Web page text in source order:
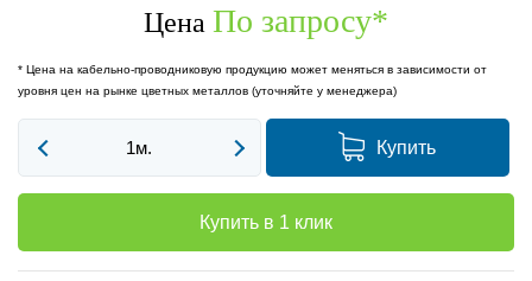
Цена По запросу*
* Цена на кабельно-проводниковую продукцию может меняться в зависимости от
уровня цен на рынке цветных металлов (уточняйте у менеджера)
Купить
Купить в 1 клик